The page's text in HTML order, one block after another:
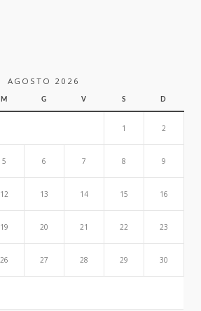
AGOSTO 2026
M G V S D
1 2
5 6 7 8 9
12 13 14 15 16
19 20 21 22 23
26 27 28 29 30